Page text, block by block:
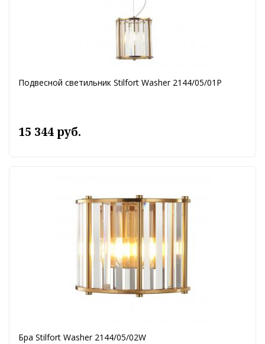
Подвесной светильник Stilfort Washer 2144/05/01P
15 344 руб.
Бра Stilfort Washer 2144/05/02W